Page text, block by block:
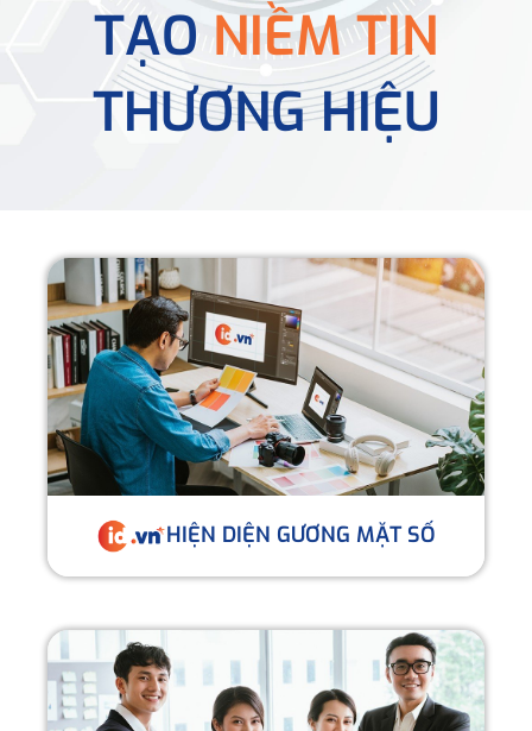
TẠONIỀM TIN
THƯƠNG HIỆU
HIỆN DIỆN GƯƠNG MẶT SỐ